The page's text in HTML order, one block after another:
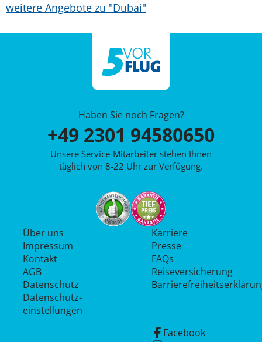
weitere Angebote zu "Dubai"
Haben Sie noch Fragen?
+49 2301 94580650
Unsere Service-Mitarbeiter stehen Ihnen
täglich von 8-22 Uhr zur Verfügung.
Über uns
Impressum
Kontakt
AGB
Datenschutz
Datenschutz­
einstellungen
Karriere
Presse
FAQs
Reiseversicherung
Facebook